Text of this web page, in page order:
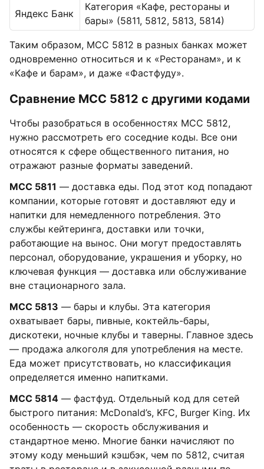
Яндекс Банк
Категория «Кафе, рестораны и
бары» (5811, 5812, 5813, 5814)
Таким образом, MCC 5812 в разных банках может
одновременно относиться и к «Ресторанам», и к
«Кафе и барам», и даже «Фастфуду».
Сравнение MCC 5812 с другими кодами
Чтобы разобраться в особенностях MCC 5812,
нужно рассмотреть его соседние коды. Все они
относятся к сфере общественного питания, но
отражают разные форматы заведений.
MCC 5811 — доставка еды. Под этот код попадают
компании, которые готовят и доставляют еду и
напитки для немедленного потребления. Это
службы кейтеринга, доставки или точки,
работающие на вынос. Они могут предоставлять
персонал, оборудование, украшения и уборку, но
ключевая функция — доставка или обслуживание
вне стационарного зала.
MCC 5813 — бары и клубы. Эта категория
охватывает бары, пивные, коктейль-бары,
дискотеки, ночные клубы и таверны. Главное здесь
— продажа алкоголя для употребления на месте.
Еда может присутствовать, но классификация
определяется именно напитками.
MCC 5814 — фастфуд. Отдельный код для сетей
быстрого питания: McDonald’s, KFC, Burger King. Их
особенность — скорость обслуживания и
стандартное меню. Многие банки начисляют по
этому коду меньший кэшбэк, чем по 5812, считая